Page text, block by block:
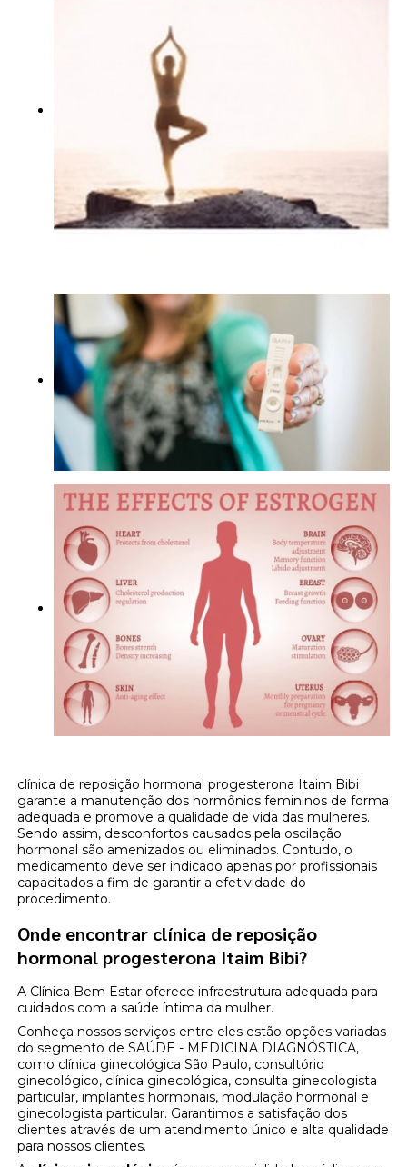
clínica de reposição hormonal progesterona Itaim Bibi
garante a manutenção dos hormônios femininos de forma
adequada e promove a qualidade de vida das mulheres.
Sendo assim, desconfortos causados pela oscilação
hormonal são amenizados ou eliminados. Contudo, o
medicamento deve ser indicado apenas por profissionais
capacitados a fim de garantir a efetividade do
procedimento.
Onde encontrar clínica de reposição
hormonal progesterona Itaim Bibi?
A Clínica Bem Estar oferece infraestrutura adequada para
cuidados com a saúde íntima da mulher.
Conheça nossos serviços entre eles estão opções variadas
do segmento de SAÚDE - MEDICINA DIAGNÓSTICA,
como clínica ginecológica São Paulo, consultório
ginecológico, clínica ginecológica, consulta ginecologista
particular, implantes hormonais, modulação hormonal e
ginecologista particular. Garantimos a satisfação dos
clientes através de um atendimento único e alta qualidade
para nossos clientes.